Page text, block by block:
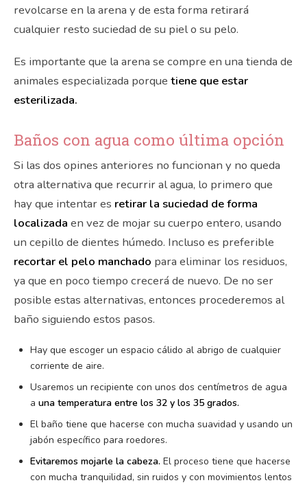
revolcarse en la arena y de esta forma retirará
cualquier resto suciedad de su piel o su pelo.
Es importante que la arena se compre en una tienda de
animales especializada porque tiene que estar
esterilizada.
Baños con agua como última opción
Si las dos opines anteriores no funcionan y no queda
otra alternativa que recurrir al agua, lo primero que
hay que intentar es retirar la suciedad de forma
localizada en vez de mojar su cuerpo entero, usando
un cepillo de dientes húmedo. Incluso es preferible
recortar el pelo manchado para eliminar los residuos,
ya que en poco tiempo crecerá de nuevo. De no ser
posible estas alternativas, entonces procederemos al
baño siguiendo estos pasos.
Hay que escoger un espacio cálido al abrigo de cualquier
corriente de aire.
Usaremos un recipiente con unos dos centímetros de agua
a una temperatura entre los 32 y los 35 grados.
El baño tiene que hacerse con mucha suavidad y usando un
jabón específico para roedores.
Evitaremos mojarle la cabeza. El proceso tiene que hacerse
con mucha tranquilidad, sin ruidos y con movimientos lentos